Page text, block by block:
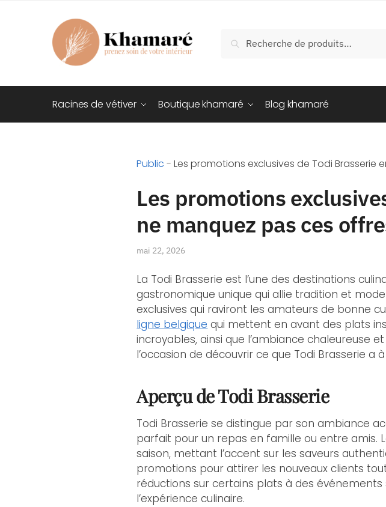
Recherche
Racines de vétiver Boutique khamaré Blog khamaré
Public -Les promotions exclusives de Todi
Les promotions
ne manquez pas ces
mai 22, 2026
La Todi Brasserie est l’une des destinations
gastronomique unique qui allie tradition et
exclusives qui raviront les amateurs de bonne
ligne belgique qui mettent en avant des plats
incroyables, ainsi que l’ambiance chaleureuse
l’occasion de découvrir ce que Todi Brasserie a
Aperçu de Todi Brasserie
Todi Brasserie se distingue par son ambiance
parfait pour un repas en famille ou entre amis.
saison, mettant l’accent sur les saveurs
promotions pour attirer les nouveaux clients
réductions sur certains plats à des
l’expérience culinaire.